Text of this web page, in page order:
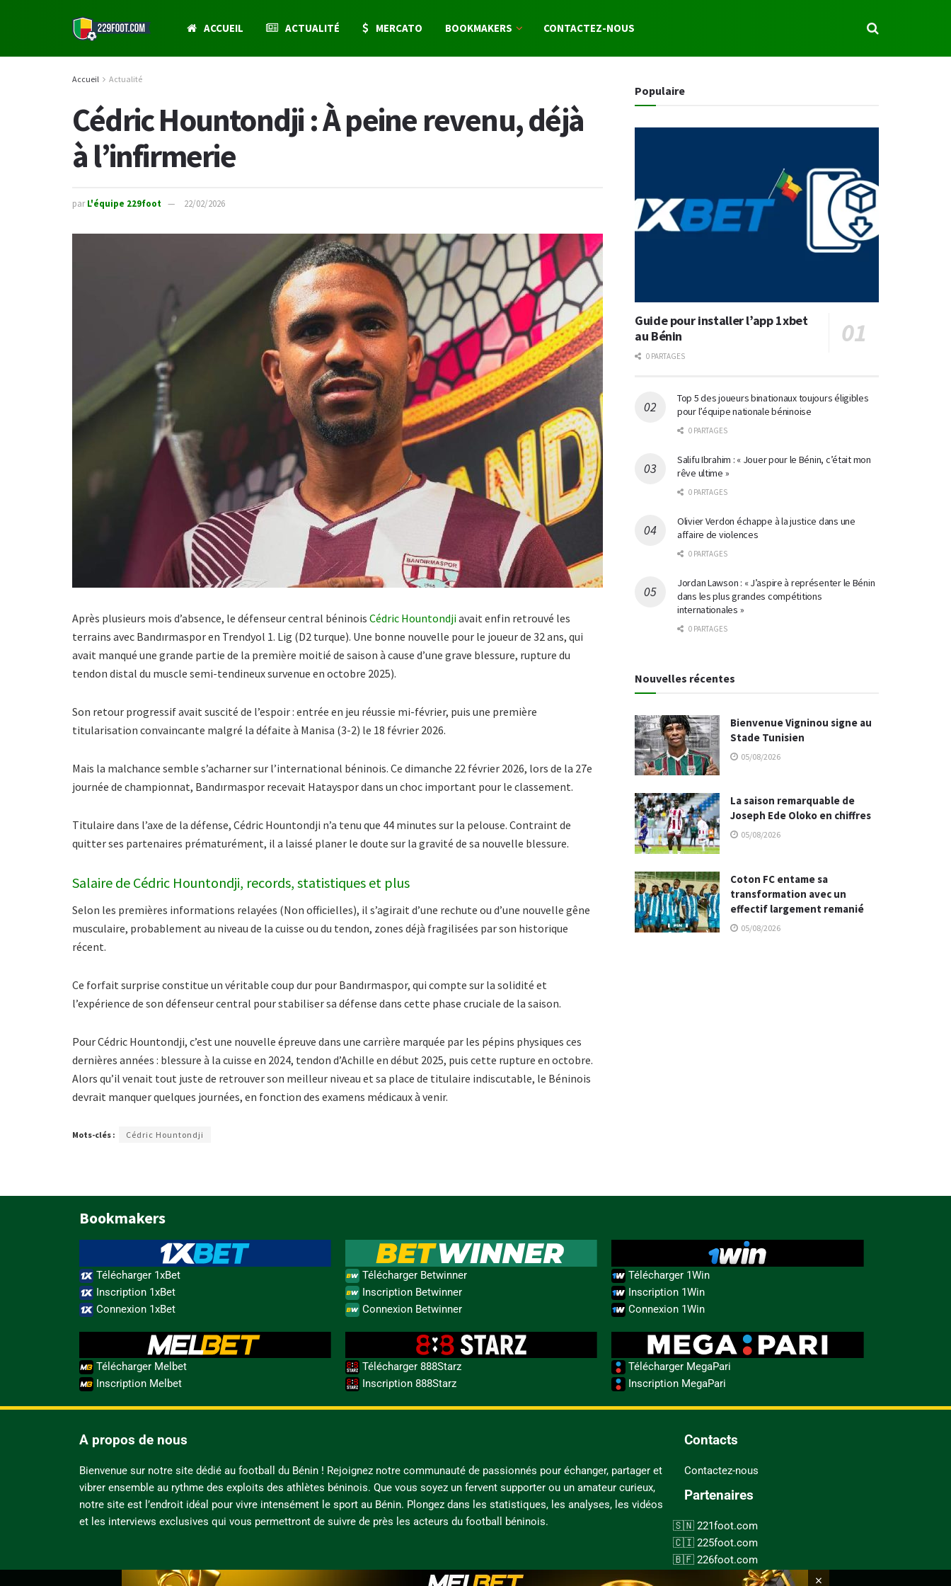
ACCUEIL ACTUALITÉ MERCATO BOOKMAKERS CONTACTEZ-NOUS
Accueil Actualité
Cédric Hountondji : À peine revenu, déjà
à l’infirmerie
par L'équipe 229foot 22/02/2026
Après plusieurs mois d’absence, le défenseur central béninois Cédric Hountondjiavait enfin retrouvé les
terrains avec Bandırmaspor en Trendyol 1. Lig (D2 turque). Une bonne nouvelle pour le joueur de 32 ans, qui
avait manqué une grande partie de la première moitié de saison à cause d’une grave blessure, rupture du
tendon distal du muscle semi-tendineux survenue en octobre 2025).
Son retour progressif avait suscité de l’espoir : entrée en jeu réussie mi-février, puis une première
titularisation convaincante malgré la défaite à Manisa (3-2) le 18 février 2026.
Mais la malchance semble s’acharner sur l’international béninois. Ce dimanche 22 février 2026, lors de la 27e
journée de championnat, Bandırmaspor recevait Hatayspor dans un choc important pour le classement.
Titulaire dans l’axe de la défense, Cédric Hountondji n’a tenu que 44 minutes sur la pelouse. Contraint de
quitter ses partenaires prématurément, il a laissé planer le doute sur la gravité de sa nouvelle blessure.
Salaire de Cédric Hountondji, records, statistiques et plus
Selon les premières informations relayées (Non officielles), il s’agirait d’une rechute ou d’une nouvelle gêne
musculaire, probablement au niveau de la cuisse ou du tendon, zones déjà fragilisées par son historique
récent.
Ce forfait surprise constitue un véritable coup dur pour Bandırmaspor, qui compte sur la solidité et
l’expérience de son défenseur central pour stabiliser sa défense dans cette phase cruciale de la saison.
Pour Cédric Hountondji, c’est une nouvelle épreuve dans une carrière marquée par les pépins physiques ces
dernières années : blessure à la cuisse en 2024, tendon d’Achille en début 2025, puis cette rupture en octobre.
Alors qu’il venait tout juste de retrouver son meilleur niveau et sa place de titulaire indiscutable, le Béninois
devrait manquer quelques journées, en fonction des examens médicaux à venir.
Mots-clés : Cédric Hountondji
Populaire
Guide pour installer l’app 1xbet
au Bénin
0 PARTAGES
Top 5 des joueurs binationaux toujours éligibles
pour l’équipe nationale béninoise
0 PARTAGES
Salifu Ibrahim : « Jouer pour le Bénin, c’était mon
rêve ultime »
0 PARTAGES
Olivier Verdon échappe à la justice dans une
affaire de violences
0 PARTAGES
Jordan Lawson : « J’aspire à représenter le Bénin
dans les plus grandes compétitions
internationales »
0 PARTAGES
Nouvelles récentes
Bienvenue Vigninou signe au
Stade Tunisien
05/08/2026
La saison remarquable de
Joseph Ede Oloko en chiffres
05/08/2026
Coton FC entame sa
transformation avec un
effectif largement remanié
05/08/2026
Bookmakers
Télécharger 1xBet
Inscription 1xBet
Connexion 1xBet
Télécharger Betwinner
Inscription Betwinner
Connexion Betwinner
Télécharger 1Win
Inscription 1Win
Connexion 1Win
Télécharger Melbet
Inscription Melbet
Télécharger 888Starz
Inscription 888Starz
Télécharger MegaPari
Inscription MegaPari
A propos de nous
Bienvenue sur notre site dédié au football du Bénin ! Rejoignez notre communauté de passionnés pour échanger, partager et
vibrer ensemble au rythme des exploits des athlètes béninois. Que vous soyez un fervent supporter ou un amateur curieux,
notre site est l’endroit idéal pour vivre intensément le sport au Bénin. Plongez dans les statistiques, les analyses, les vidéos
et les interviews exclusives qui vous permettront de suivre de près les acteurs du football béninois.
Contacts
Contactez-nous
Partenaires
221foot.com
225foot.com
226foot.com
228foot.com
×